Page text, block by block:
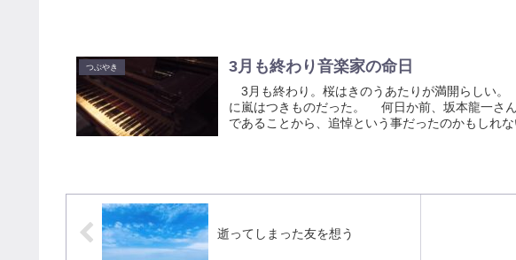
つぶやき 3月も終わり音楽家の命日
3月も終わり。桜はきのうあたりが満開らしい
に嵐はつきものだった。 何日か前、坂本龍一さ
であることから、追悼という事だったのかもしれな
逝ってしまった友を想う